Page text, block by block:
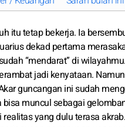
itu tetap bekerja. Ia
dekad pertama
“mendarat” di
jadi kenyataan.
guncangan ini sudah
muncul sebagai
realitas yang dulu terasa